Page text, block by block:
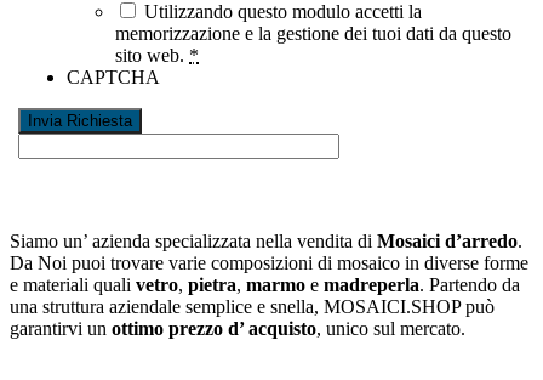
Utilizzando questo modulo accetti la
memorizzazione e la gestione dei tuoi dati da questo
sito web. *
CAPTCHA
Siamo un’ azienda specializzata nella vendita di Mosaici d’arredo.
Da Noi puoi trovare varie composizioni di mosaico in diverse forme
e materiali quali vetro, pietra, marmo e madreperla. Partendo da
una struttura aziendale semplice e snella, MOSAICI.SHOP può
garantirvi un ottimo prezzo d’ acquisto, unico sul mercato.